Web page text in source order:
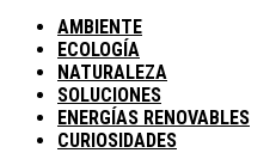
AMBIENTE
ECOLOGÍA
NATURALEZA
SOLUCIONES
ENERGÍAS RENOVABLES
CURIOSIDADES